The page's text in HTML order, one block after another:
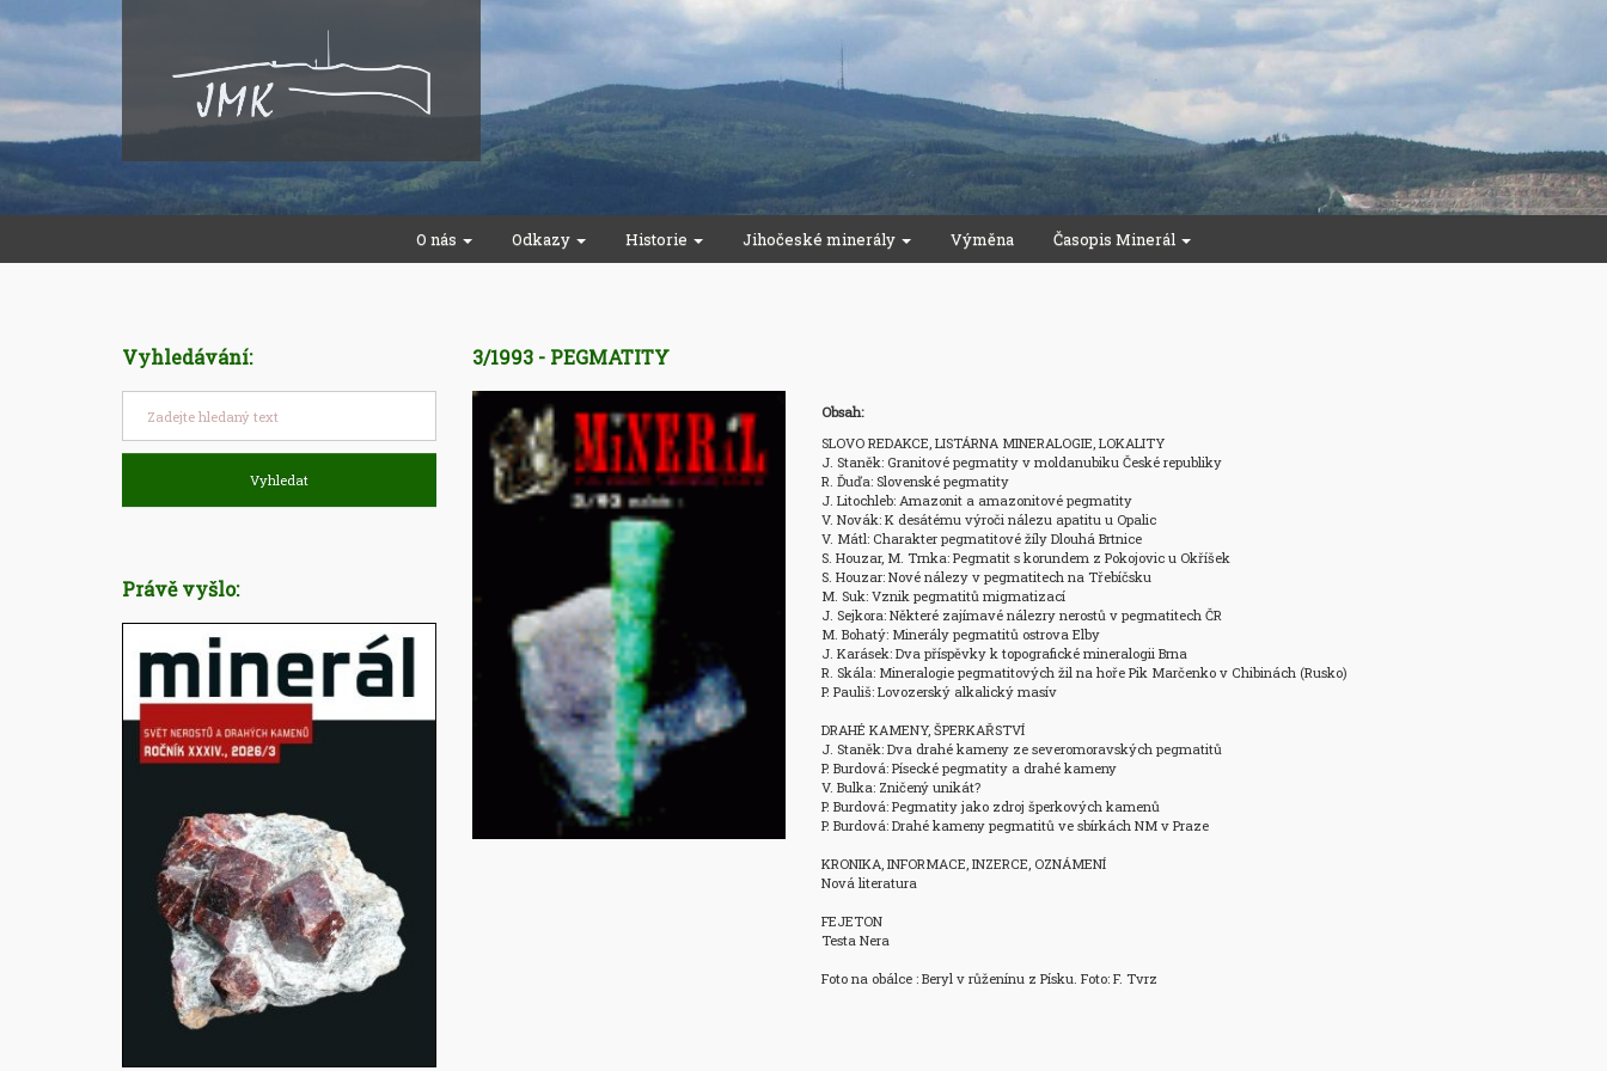
O nás Odkazy Historie Jihočeské minerály Výměna Časopis Minerál
3/1993 - PEGMATITY
Obsah:
SLOVO REDAKCE, LISTÁRNA MINERALOGIE, LOKALITY
J. Staněk: Granitové pegmatity v moldanubiku České republiky
R. Ďuďa: Slovenské pegmatity
J. Litochleb: Amazonit a amazonitové pegmatity
V. Novák: K desátému výroči nálezu apatitu u Opalic
V. Mátl: Charakter pegmatitové žíly Dlouhá Brtnice
S. Houzar, M. Trnka: Pegmatit s korundem z Pokojovic u Okříšek
S. Houzar: Nové nálezy v pegmatitech na Třebíčsku
M. Suk: Vznik pegmatitů migmatizací
J. Sejkora: Některé zajímavé nálezry nerostů v pegmatitech ČR
M. Bohatý: Minerály pegmatitů ostrova Elby
J. Karásek: Dva příspěvky k topografické mineralogii Brna
R. Skála: Mineralogie pegmatitových žil na hoře Pik Marčenko v Chibinách (Rusko)
P. Pauliš: Lovozerský alkalický masív
DRAHÉ KAMENY, ŠPERKAŘSTVÍ
J. Staněk: Dva drahé kameny ze severomoravských pegmatitů
P. Burdová: Písecké pegmatity a drahé kameny
V. Bulka: Zničený unikát?
P. Burdová: Pegmatity jako zdroj šperkových kamenů
P. Burdová: Drahé kameny pegmatitů ve sbírkách NM v Praze
KRONIKA, INFORMACE, INZERCE, OZNÁMENÍ
Nová literatura
FEJETON
Testa Nera
Foto na obálce : Beryl v růženínu z Písku. Foto: F. Tvrz
Vyhledávání:
Vyhledat
Právě vyšlo: